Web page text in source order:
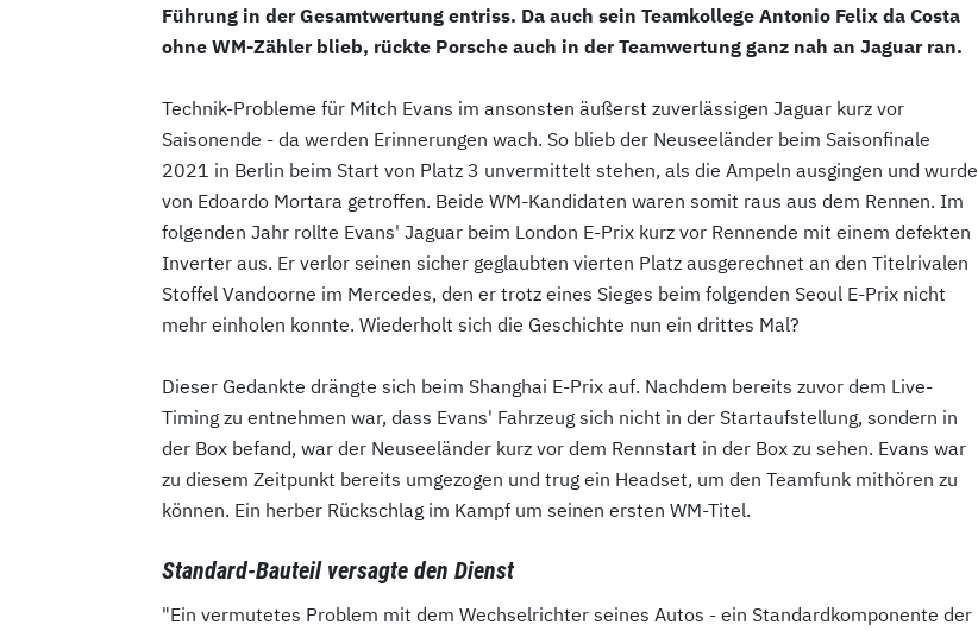
Führung in der Gesamtwertung entriss. Da auch sein Teamkollege Antonio Felix da Costa
ohne WM-Zähler blieb, rückte Porsche auch in der Teamwertung ganz nah an Jaguar ran.
Technik-Probleme für Mitch Evans im ansonsten äußerst zuverlässigen Jaguar kurz vor
Saisonende - da werden Erinnerungen wach. So blieb der Neuseeländer beim Saisonfinale
2021 in Berlin beim Start von Platz 3 unvermittelt stehen, als die Ampeln ausgingen und wurde
von Edoardo Mortara getroffen. Beide WM-Kandidaten waren somit raus aus dem Rennen. Im
folgenden Jahr rollte Evans' Jaguar beim London E-Prix kurz vor Rennende mit einem defekten
Inverter aus. Er verlor seinen sicher geglaubten vierten Platz ausgerechnet an den Titelrivalen
Stoffel Vandoorne im Mercedes, den er trotz eines Sieges beim folgenden Seoul E-Prix nicht
mehr einholen konnte. Wiederholt sich die Geschichte nun ein drittes Mal?
Dieser Gedankte drängte sich beim Shanghai E-Prix auf. Nachdem bereits zuvor dem Live-
Timing zu entnehmen war, dass Evans' Fahrzeug sich nicht in der Startaufstellung, sondern in
der Box befand, war der Neuseeländer kurz vor dem Rennstart in der Box zu sehen. Evans war
zu diesem Zeitpunkt bereits umgezogen und trug ein Headset, um den Teamfunk mithören zu
können. Ein herber Rückschlag im Kampf um seinen ersten WM-Titel.
Standard-Bauteil versagte den Dienst
"Ein vermutetes Problem mit dem Wechselrichter seines Autos - ein Standardkomponente der